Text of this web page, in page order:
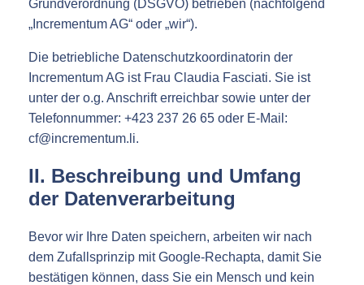
Grundverordnung (DSGVO) betrieben (nachfolgend
„Incrementum AG“ oder „wir“).
Die betriebliche Datenschutzkoordinatorin der
Incrementum AG ist Frau Claudia Fasciati. Sie ist
unter der o.g. Anschrift erreichbar sowie unter der
Telefonnummer: +423 237 26 65 oder E-Mail:
cf@incrementum.li.
II. Beschreibung und Umfang
der Datenverarbeitung
Bevor wir Ihre Daten speichern, arbeiten wir nach
dem Zufallsprinzip mit Google-Rechapta, damit Sie
bestätigen können, dass Sie ein Mensch und kein